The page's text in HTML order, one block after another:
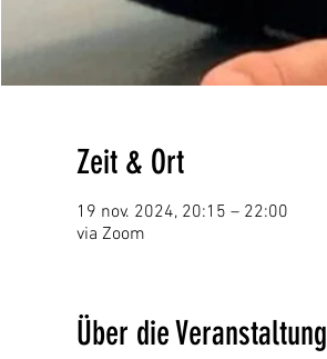
Zeit & Ort
19 nov. 2024, 20:15 – 22:00
via Zoom
Über die Veranstaltung